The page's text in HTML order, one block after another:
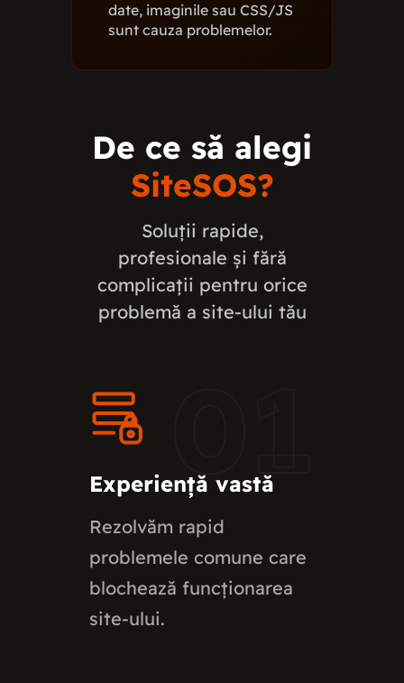
date, imaginile sau CSS/JS
sunt cauza problemelor.
De ce să alegi
SiteSOS?
Soluții rapide,
profesionale și fără
complicații pentru orice
problemă a site-ului tău
Experiență vastă
Rezolvăm rapid
problemele comune care
blochează funcționarea
site-ului.